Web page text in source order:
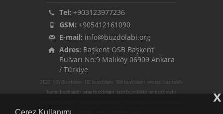
Tel: +903123977236
GSM: +905412161090
E-mail: info@buzdolabi.org
Adres: Başkent OSB Başkent
Bulvarı No:9 Malıköy 06909 Ankara
/ Türkiye
DE22 12V Buzdolabı DC buzdolabı 30lt buzdolabı
oto tipi buzdolabı
kamp buzdolabı
araç buzdolabı taşıt buzdolabı
tır buzdolabı
x
Çerez Kullanımı